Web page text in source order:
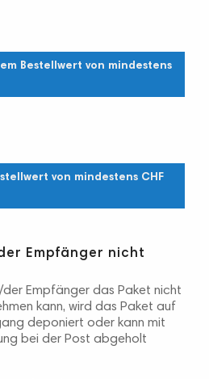
Bestellwert von mindestens
von mindestens CHF
Empfänger nicht
der Empfänger das Paket nicht
kann, wird das Paket auf
deponiert oder kann mit
bei der Post abgeholt